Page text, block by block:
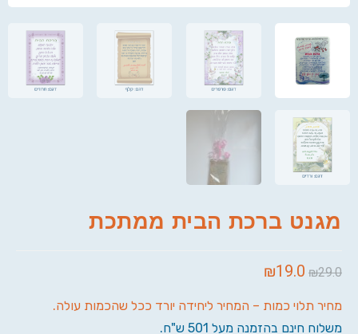
מגנט ברכת הבית ממתכת
₪29.0
₪19.0
מחיר תלוי כמות – המחיר ליחידה יורד ככל שהכמות עולה.
משלוח חינם בהזמנה מעל 501 ש"ח.